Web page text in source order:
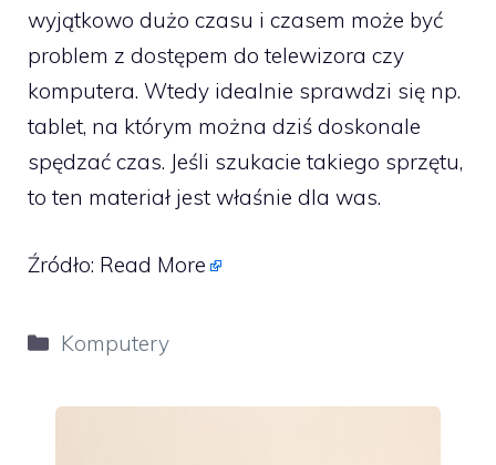
wyjątkowo dużo czasu i czasem może być
problem z dostępem do telewizora czy
komputera. Wtedy idealnie sprawdzi się np.
tablet, na którym można dziś doskonale
spędzać czas. Jeśli szukacie takiego sprzętu,
to ten materiał jest właśnie dla was.
Źródło: Read More
Kategorie
Komputery